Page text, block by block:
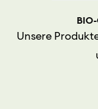
Unsere